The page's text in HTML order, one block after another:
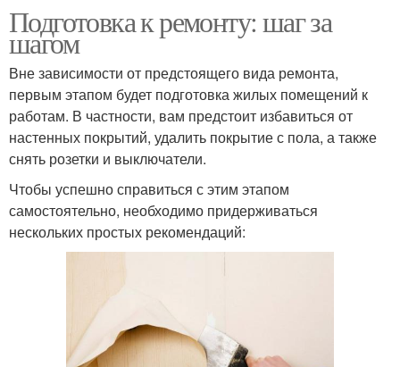
Подготовка к ремонту: шаг за
шагом
Вне зависимости от предстоящего вида ремонта,
первым этапом будет подготовка жилых помещений к
работам. В частности, вам предстоит избавиться от
настенных покрытий, удалить покрытие с пола, а также
снять розетки и выключатели.
Чтобы успешно справиться с этим этапом
самостоятельно, необходимо придерживаться
нескольких простых рекомендаций: